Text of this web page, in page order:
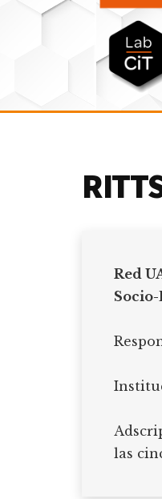
Additional
LabCit
en
Red
las